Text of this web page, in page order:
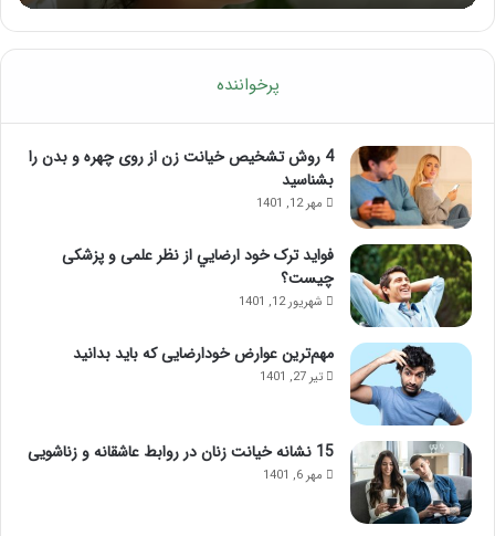
پرخواننده
4 روش تشخیص خیانت زن از روی چهره و بدن را
بشناسید
مهر 12, 1401
فواید ترک خود ارضايي از نظر علمی و پزشکی
چیست؟
شهریور 12, 1401
مهم‌ترین عوارض خودارضایی که باید بدانید
تیر 27, 1401
15 نشانه خیانت زنان در روابط عاشقانه و زناشویی
مهر 6, 1401